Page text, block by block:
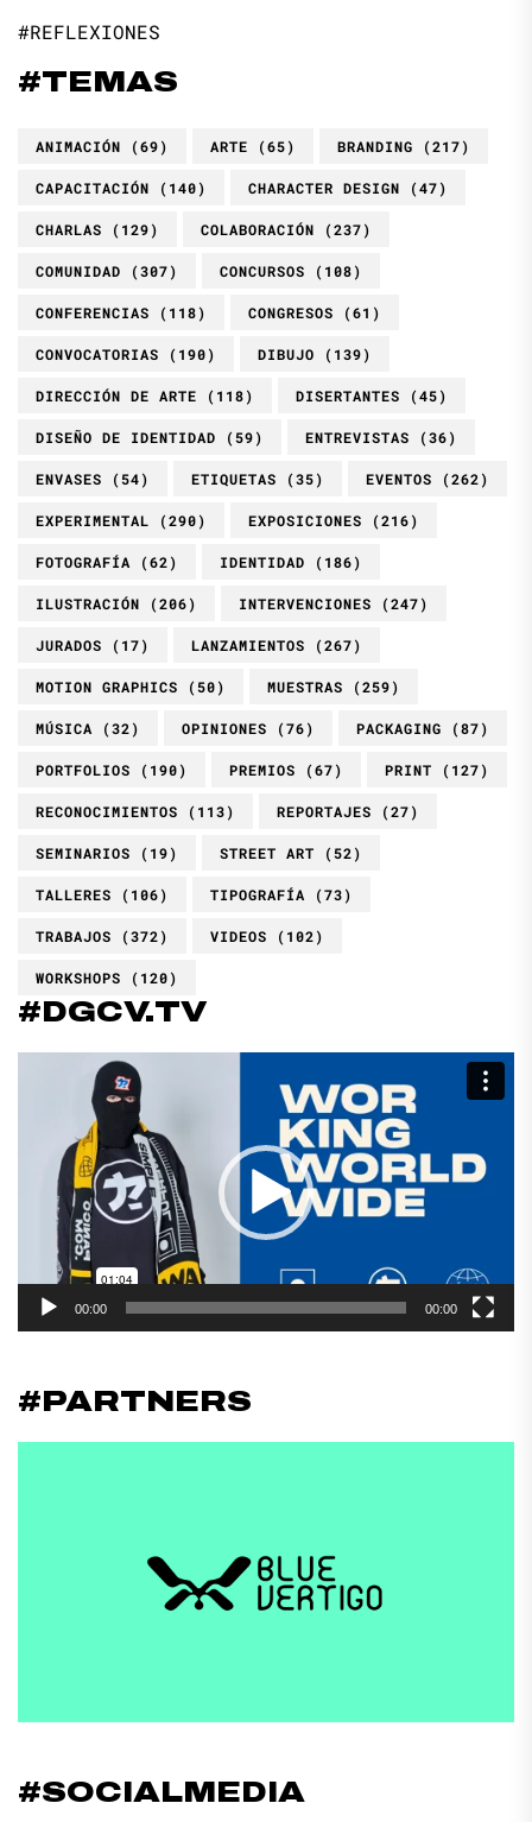
#REFLEXIONES
#TEMAS
ANIMACIÓN (69) ARTE (65) BRANDING (217)
CAPACITACIÓN (140) CHARACTER DESIGN (47)
CHARLAS (129) COLABORACIÓN (237)
COMUNIDAD (307) CONCURSOS (108)
CONFERENCIAS (118) CONGRESOS (61)
CONVOCATORIAS (190) DIBUJO (139)
DIRECCIÓN DE ARTE (118) DISERTANTES (45)
DISEÑO DE IDENTIDAD (59) ENTREVISTAS (36)
ENVASES (54) ETIQUETAS (35) EVENTOS (262)
EXPERIMENTAL (290) EXPOSICIONES (216)
FOTOGRAFÍA (62) IDENTIDAD (186)
ILUSTRACIÓN (206) INTERVENCIONES (247)
JURADOS (17) LANZAMIENTOS (267)
MOTION GRAPHICS (50) MUESTRAS (259)
MÚSICA (32) OPINIONES (76) PACKAGING (87)
PORTFOLIOS (190) PREMIOS (67) PRINT (127)
RECONOCIMIENTOS (113) REPORTAJES (27)
SEMINARIOS (19) STREET ART (52)
TALLERES (106) TIPOGRAFÍA (73)
TRABAJOS (372) VIDEOS (102)
WORKSHOPS (120)
#DGCV.TV
Reproductor
00:00 00:00
#PARTNERS
#SOCIALMEDIA